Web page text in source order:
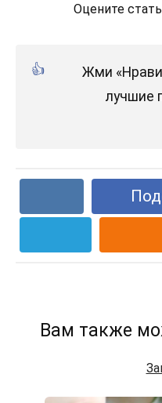
Оцените
Жми
лучшие
Вам также